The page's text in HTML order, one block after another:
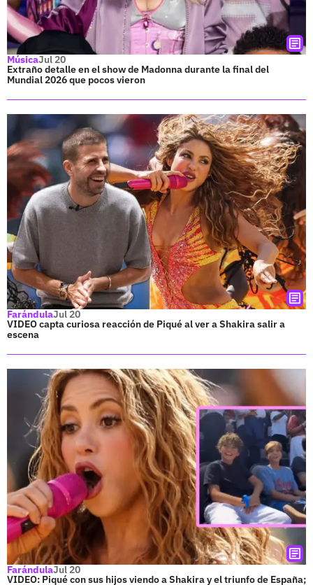
MúsicaJul 20
Extraño detalle en el show de Madonna durante la final del
Mundial 2026 que pocos vieron
FarándulaJul 20
VIDEO capta curiosa reacción de Piqué al ver a Shakira salir a
escena
FarándulaJul 20
VIDEO: Piqué con sus hijos viendo a Shakira y el triunfo de España;